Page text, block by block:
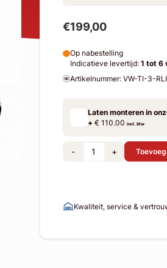
€199,00
Op nabestelling
Indicatieve levertijd: 1 tot 6
Artikelnummer: VW-TI-3-
Laten monteren in
+€ 110.00 incl. btw
- +
Kwaliteit, service &